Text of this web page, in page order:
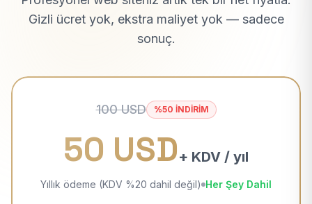
Gizli ücret yok, ekstra maliyet yok — sadece
sonuç.
100 USD %50 İNDİRİM
50 USD+ KDV / yıl
Yıllık ödeme (KDV %20 dahil değil) Her Şey Dahil